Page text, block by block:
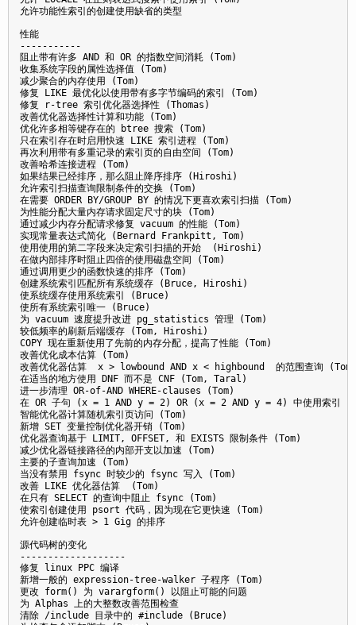
允许功能性索引的创建使用缺省的类型
性能
-----------
阻止带有许多 AND 和 OR 的指数空间消耗 (Tom)
收集系统字段的属性选择值 (Tom)
减少聚合的内存使用 (Tom)
修复 LIKE 最优化以使用带有多字节编码的索引 (Tom)
修复 r-tree 索引优化器选择性 (Thomas)
改善优化器选择性计算和功能 (Tom)
优化许多相等键存在的 btree 搜索 (Tom)
只在索引存在时启用快速 LIKE 索引进程 (Tom)
再次利用带有多重记录的索引页的自由空间 (Tom)
改善哈希连接进程 (Tom)
如果结果已经排序，那么阻止降序排序 (Hiroshi)
允许索引扫描查询限制条件的交换 (Tom)
在需要 ORDER BY/GROUP BY 的情况下更喜欢索引扫描 (Tom)
为性能分配大量内存请求固定尺寸的块 (Tom)
通过减少内存分配请求修复 vacuum 的性能 (Tom)
实现常量表达式简化 (Bernard Frankpitt, Tom)
使用使用的第二字段来决定索引扫描的开始  (Hiroshi)
在做内部排序时阻止四倍的使用磁盘空间 (Tom)
通过调用更少的函数快速的排序 (Tom)
创建系统索引匹配所有系统缓存 (Bruce, Hiroshi)
使系统缓存使用系统索引 (Bruce)
使所有系统索引唯一 (Bruce)
为 vacuum 速度提升改进 pg_statistics 管理 (Tom)
较低频率的刷新后端缓存 (Tom, Hiroshi)
COPY 现在重新使用了先前的内存分配，提高了性能 (Tom)
改善优化成本估算 (Tom)
改善优化器估算  x > lowbound AND x < highbound  的范围查询 (Tom)
在适当的地方使用 DNF 而不是 CNF (Tom, Taral)
进一步清理 OR-of-AND WHERE-clauses (Tom)
在 OR 子句 (x = 1 AND y = 2) OR (x = 2 AND y = 4) 中使用索引
智能优化器计算随机索引页访问 (Tom)
新增 SET 变量控制优化器开销 (Tom)
优化器查询基于 LIMIT, OFFSET, 和 EXISTS 限制条件 (Tom)
减少优化器链接路径的内部开支以加速 (Tom)
主要的子查询加速 (Tom)
当没有禁用 fsync 时较少的 fsync 写入 (Tom)
改善 LIKE 优化器估算  (Tom)
在只有 SELECT 的查询中阻止 fsync (Tom)
使索引创建使用 psort 代码，因为现在它更快速 (Tom)
允许创建临时表 > 1 Gig 的排序
源代码树的变化
-------------------
修复 linux PPC 编译
新增一般的 expression-tree-walker 子程序 (Tom)
更改 form() 为 varargform() 以阻止可能的问题
为 Alphas 上的大整数改善范围检查
清除 /include 目录中的 #include (Bruce)